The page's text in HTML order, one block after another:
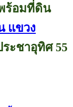
ร้อมที่ดิน
แขวง
ะชาอุทิศ 55